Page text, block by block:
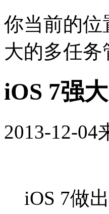
你当前的位
大的多任务
iOS 7强
2013-12-04
iOS 7做